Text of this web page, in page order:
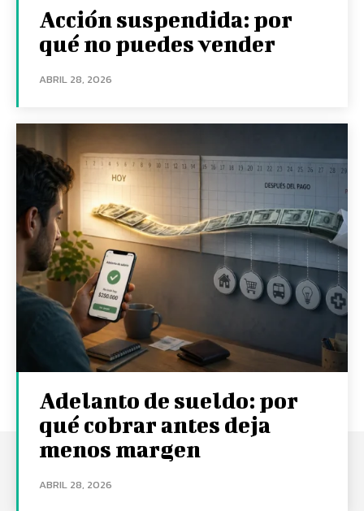
Acción suspendida: por
qué no puedes vender
ABRIL 28, 2026
Adelanto de sueldo: por
qué cobrar antes deja
menos margen
ABRIL 28, 2026